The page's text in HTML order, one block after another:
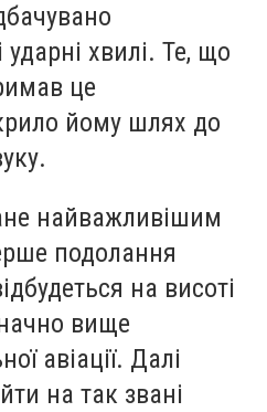
хвилі. Те, що
це
йому шлях до
найважливішим
подолання
на висоті
вище
авіації. Далі
на так звані